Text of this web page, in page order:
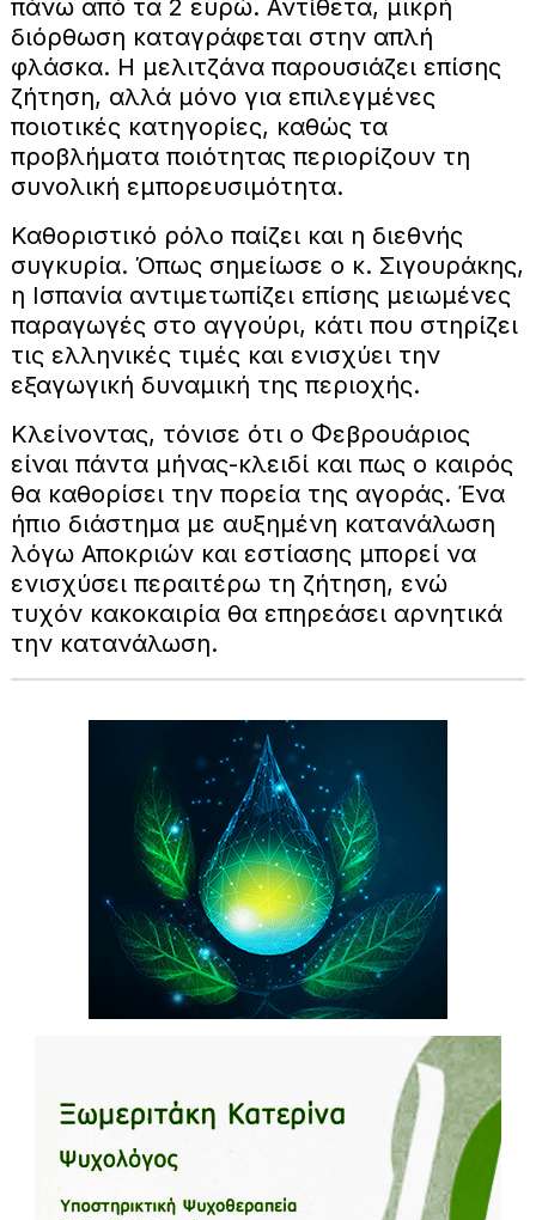
πάνω από τα 2 ευρώ. Αντίθετα, μικρή
διόρθωση καταγράφεται στην απλή
φλάσκα. Η μελιτζάνα παρουσιάζει επίσης
ζήτηση, αλλά μόνο για επιλεγμένες
ποιοτικές κατηγορίες, καθώς τα
προβλήματα ποιότητας περιορίζουν τη
συνολική εμπορευσιμότητα.
Καθοριστικό ρόλο παίζει και η διεθνής
συγκυρία. Όπως σημείωσε ο κ. Σιγουράκης,
η Ισπανία αντιμετωπίζει επίσης μειωμένες
παραγωγές στο αγγούρι, κάτι που στηρίζει
τις ελληνικές τιμές και ενισχύει την
εξαγωγική δυναμική της περιοχής.
Κλείνοντας, τόνισε ότι ο Φεβρουάριος
είναι πάντα μήνας-κλειδί και πως ο καιρός
θα καθορίσει την πορεία της αγοράς. Ένα
ήπιο διάστημα με αυξημένη κατανάλωση
λόγω Αποκριών και εστίασης μπορεί να
ενισχύσει περαιτέρω τη ζήτηση, ενώ
τυχόν κακοκαιρία θα επηρεάσει αρνητικά
την κατανάλωση.